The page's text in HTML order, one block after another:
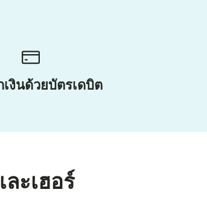
เงินด้วยบัตรเดบิต
ะเฮอร์